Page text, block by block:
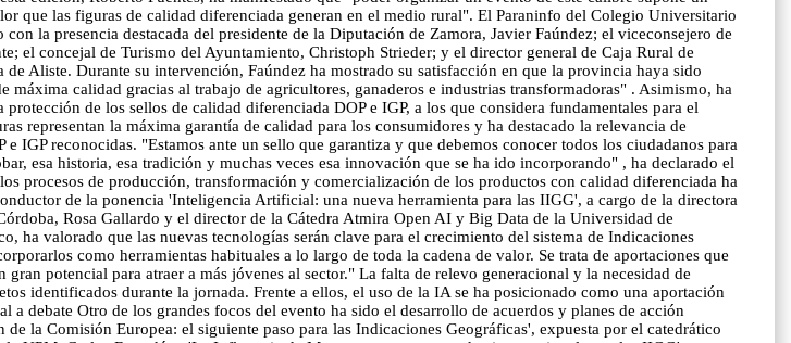
que las figuras de calidad diferenciada generan en el medio rural". El Paraninfo del Colegio Universitario
la presencia destacada del presidente de la Diputación de Zamora, Javier Faúndez; el viceconsejero de
el concejal de Turismo del Ayuntamiento, Christoph Strieder; y el director general de Caja Rural de
Aliste. Durante su intervención, Faúndez ha mostrado su satisfacción en que la provincia haya sido
calidad gracias al trabajo de agricultores, ganaderos e industrias transformadoras" . Asimismo, ha
de los sellos de calidad diferenciada DOP e IGP, a los que considera fundamentales para el
representan la máxima garantía de calidad para los consumidores y ha destacado la relevancia de
reconocidas. "Estamos ante un sello que garantiza y que debemos conocer todos los ciudadanos para
esa historia, esa tradición y muchas veces esa innovación que se ha ido incorporando" , ha declarado el
procesos de producción, transformación y comercialización de los productos con calidad diferenciada ha
de la ponencia 'Inteligencia Artificial: una nueva herramienta para las IIGG', a cargo de la directora
Rosa Gallardo y el director de la Cátedra Atmira Open AI y Big Data de la Universidad de
ha valorado que las nuevas tecnologías serán clave para el crecimiento del sistema de Indicaciones
como herramientas habituales a lo largo de toda la cadena de valor. Se trata de aportaciones que
potencial para atraer a más jóvenes al sector." La falta de relevo generacional y la necesidad de
identificados durante la jornada. Frente a ellos, el uso de la IA se ha posicionado como una aportación
debate Otro de los grandes focos del evento ha sido el desarrollo de acuerdos y planes de acción
la Comisión Europea: el siguiente paso para las Indicaciones Geográficas', expuesta por el catedrático